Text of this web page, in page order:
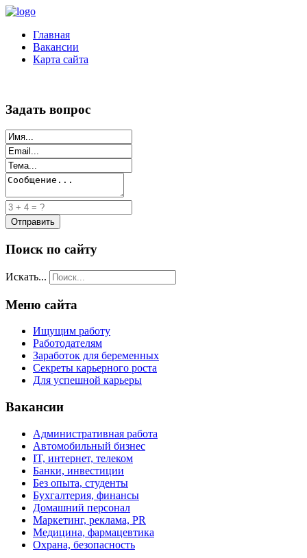
Главная
Вакансии
Карта сайта
Задать вопрос
Поиск по сайту
Искать...
Меню сайта
Ищущим работу
Работодателям
Заработок для беременных
Секреты карьерного роста
Для успешной карьеры
Вакансии
Административная работа
Автомобильный бизнес
IT, интернет, телеком
Банки, инвестиции
Без опыта, студенты
Бухгалтерия, финансы
Домашний персонал
Маркетинг, реклама, PR
Медицина, фармацевтика
Охрана, безопасность